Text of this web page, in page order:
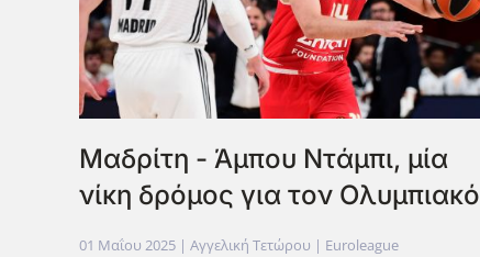
Μαδρίτη - Άμπου Ντάμπι, μία
νίκη δρόμος για τον Ολυμπιακό
01 Μαΐου 2025 | Αγγελική Τετώρου | Euroleague